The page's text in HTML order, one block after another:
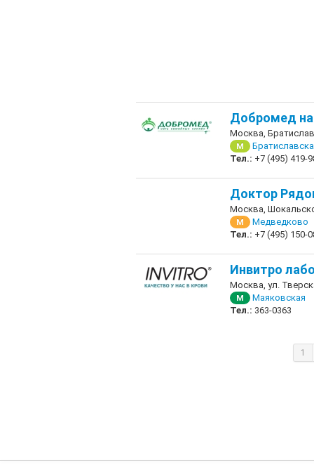
Добромед на
Москва,
М
Тел.: +7 (495) 419-
Доктор
Москва,
М
Медведково
Тел.: +7 (495) 150-
Инвитро
Москва, ул.
М
Маяковская
Тел.: 363-0363
1